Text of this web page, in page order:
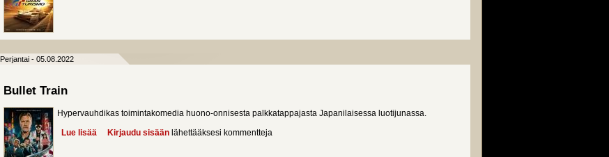
Perjantai - 05.08.2022
Bullet Train
Hypervauhdikas toimintakomedia huono-onnisesta palkkatappajasta Japanilaisessa luotijunassa.
Lue lisää about Bullet Train
Kirjaudu sisään lähettääksesi kommentteja